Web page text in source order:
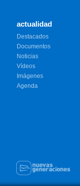
actualidad
Destacados
Documentos
Noticias
Vídeos
Imágenes
Agenda